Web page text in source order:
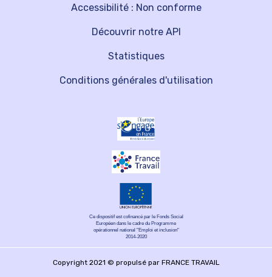
Découvrir notre API
Statistiques
Accessibilité : Non conforme
Conditions générales d'utilisation
Ce dispositif est cofinancé par le Fonds Social
Européen dans le cadre du Programme
opérationnel national "Emploi et inclusion"
2014-2020
Copyright 2021 © propulsé par FRANCE TRAVAIL